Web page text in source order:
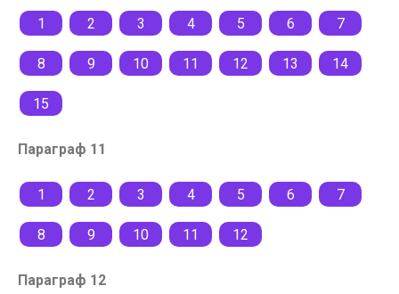
1 2 3 4 5 6 7
8 9 10 11 12 13 14
15
Параграф 11
1 2 3 4 5 6 7
8 9 10 11 12
Параграф 12